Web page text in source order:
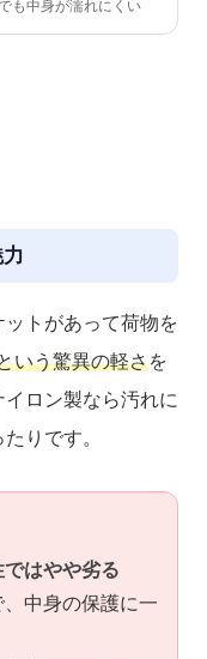
も中身が濡れにくい
トがあって荷物を
いう驚異の軽さを
ロン製なら汚れに
りです。
はやや劣る
、中身の保護に一